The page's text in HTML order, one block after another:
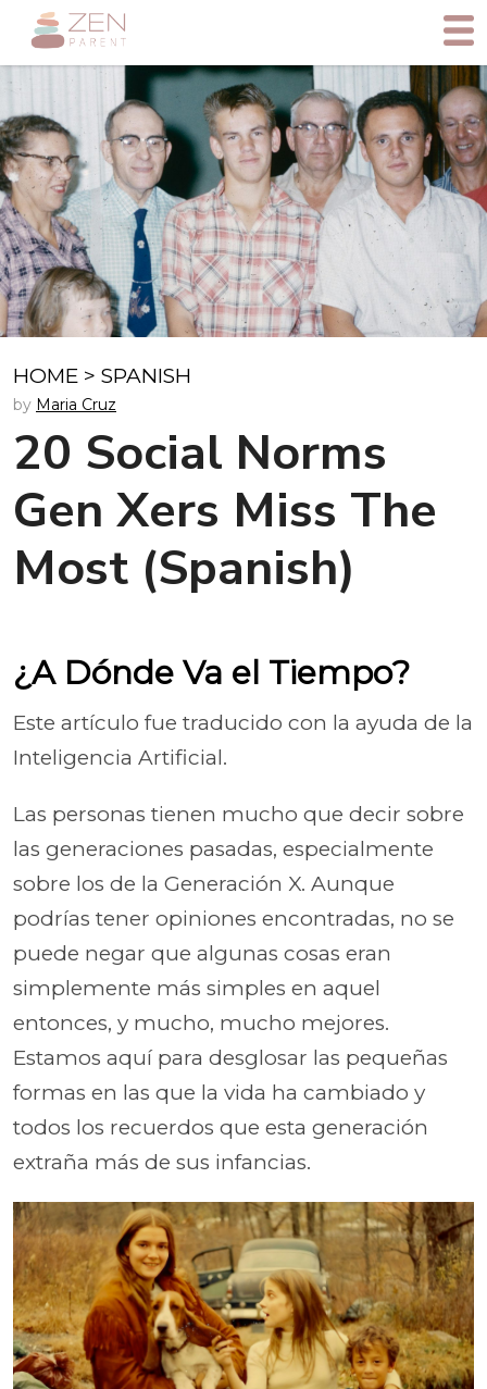
HOME > SPANISH
by Maria Cruz
20 Social Norms
Gen Xers Miss The
Most (Spanish)
¿A Dónde Va el Tiempo?
Este artículo fue traducido con la ayuda de la
Inteligencia Artificial.
Las personas tienen mucho que decir sobre
las generaciones pasadas, especialmente
sobre los de la Generación X. Aunque
podrías tener opiniones encontradas, no se
puede negar que algunas cosas eran
simplemente más simples en aquel
entonces, y mucho, mucho mejores.
Estamos aquí para desglosar las pequeñas
formas en las que la vida ha cambiado y
todos los recuerdos que esta generación
extraña más de sus infancias.